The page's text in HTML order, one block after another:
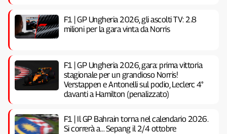
F1 | GP Ungheria 2026, gli ascolti TV: 2.8
milioni per la gara vinta da Norris
F1 | GP Ungheria 2026, gara: prima vittoria
stagionale per un grandioso Norris!
Verstappen e Antonelli sul podio, Leclerc 4°
davanti a Hamilton (penalizzato)
F1 | Il GP Bahrain torna nel calendario 2026.
Si correrà a… Sepang il 2/4 ottobre